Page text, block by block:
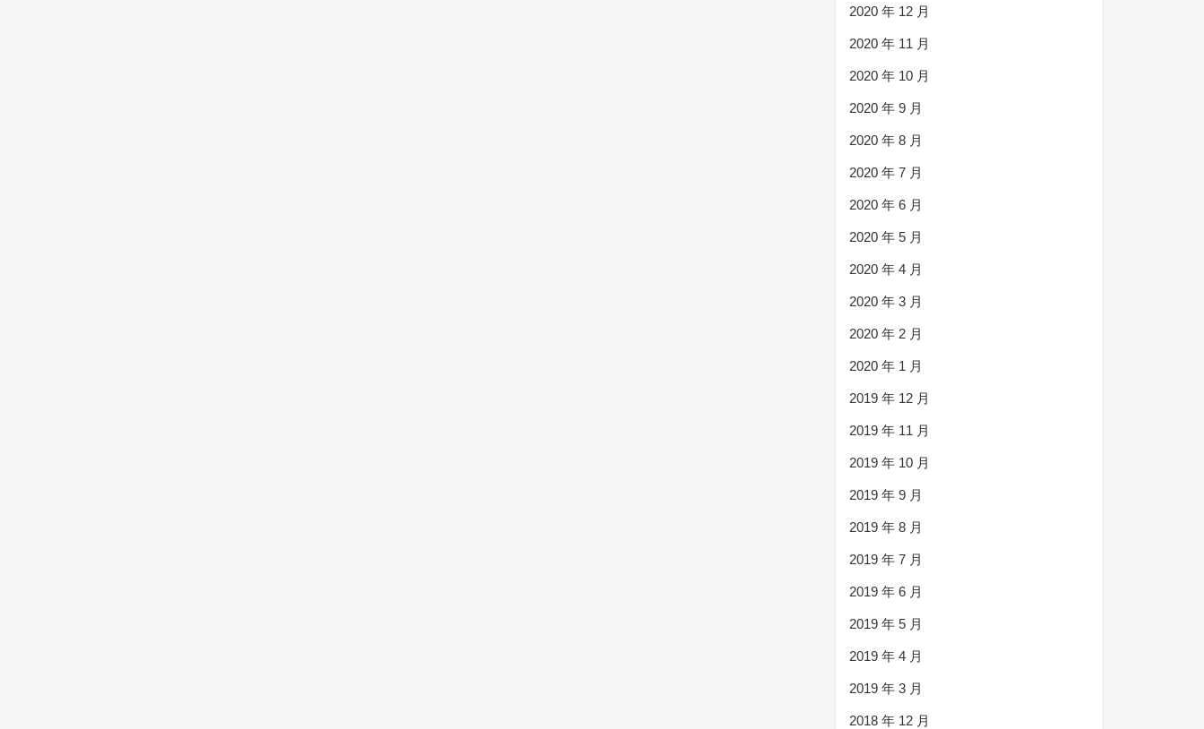
2020 年 12 月
2020 年 11 月
2020 年 10 月
2020 年 9 月
2020 年 8 月
2020 年 7 月
2020 年 6 月
2020 年 5 月
2020 年 4 月
2020 年 3 月
2020 年 2 月
2020 年 1 月
2019 年 12 月
2019 年 11 月
2019 年 10 月
2019 年 9 月
2019 年 8 月
2019 年 7 月
2019 年 6 月
2019 年 5 月
2019 年 4 月
2019 年 3 月
2018 年 12 月